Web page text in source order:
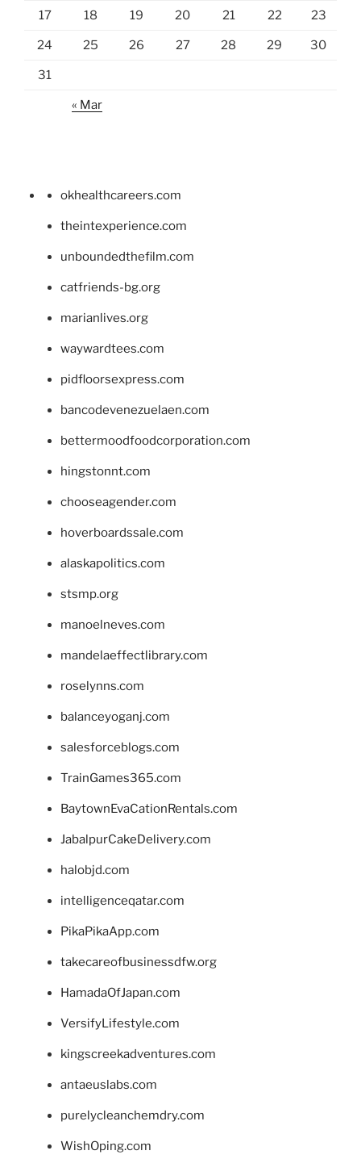
17 18 19 20 21 22 23
24 25 26 27 28 29 30
31
« Mar
okhealthcareers.com
theintexperience.com
unboundedthefilm.com
catfriends-bg.org
marianlives.org
waywardtees.com
pidfloorsexpress.com
bancodevenezuelaen.com
bettermoodfoodcorporation.com
hingstonnt.com
chooseagender.com
hoverboardssale.com
alaskapolitics.com
stsmp.org
manoelneves.com
mandelaeffectlibrary.com
roselynns.com
balanceyoganj.com
salesforceblogs.com
TrainGames365.com
BaytownEvaCationRentals.com
JabalpurCakeDelivery.com
halobjd.com
intelligenceqatar.com
PikaPikaApp.com
takecareofbusinessdfw.org
HamadaOfJapan.com
VersifyLifestyle.com
kingscreekadventures.com
antaeuslabs.com
purelycleanchemdry.com
WishOping.com